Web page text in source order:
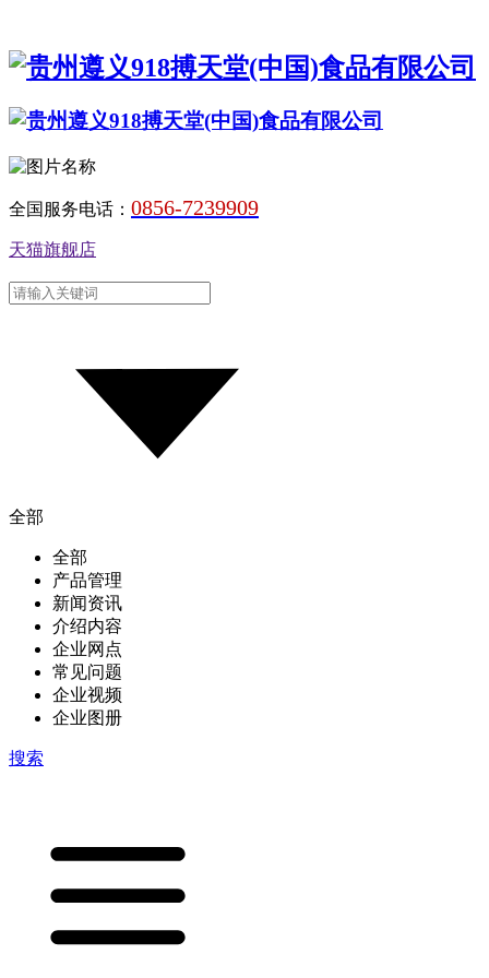
全国服务电话： 0856-7239909
天猫旗舰店
全部
全部
产品管理
新闻资讯
介绍内容
企业网点
常见问题
企业视频
企业图册
搜索